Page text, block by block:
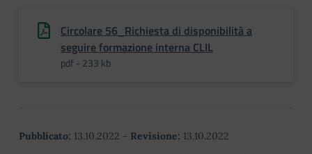
Circolare 56_Richiesta di disponibilità a
seguire formazione interna CLIL
pdf - 233 kb
Pubblicato: 13.10.2022 - Revisione: 13.10.2022